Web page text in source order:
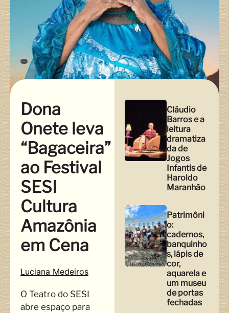
Dona
Onete leva
“Bagaceira”
ao Festival
SESI
Cultura
Amazônia
em Cena
Luciana Medeiros
O Teatro do SESI
abre espaço para
Cláudio
Barros e a
leitura
dramatiza
da de
Jogos
Infantis de
Haroldo
Maranhão
Patrimôni
o:
cadernos,
banquinho
s, lápis de
cor,
aquarela e
um museu
de portas
fechadas